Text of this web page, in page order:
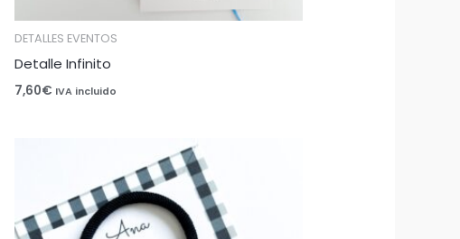
DETALLES EVENTOS
Detalle Infinito
7,60€ IVA incluido